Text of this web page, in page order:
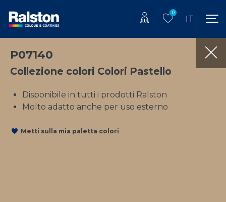
0
IT
P07140
Collezione colori Colori Pastello
Disponibile in tutti i prodotti Ralston
Molto adatto anche per uso esterno
Metti sulla mia paletta colori